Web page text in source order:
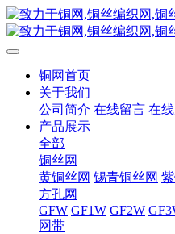
铜网首页
关于我们
公司简介 在线留言 在
产品展示
全部
铜丝网
黄铜丝网 锡青铜丝网
方孔网
GFW GF1W GF2W
网带